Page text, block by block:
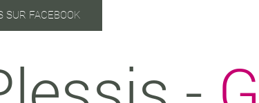
SUR FACEBOOK